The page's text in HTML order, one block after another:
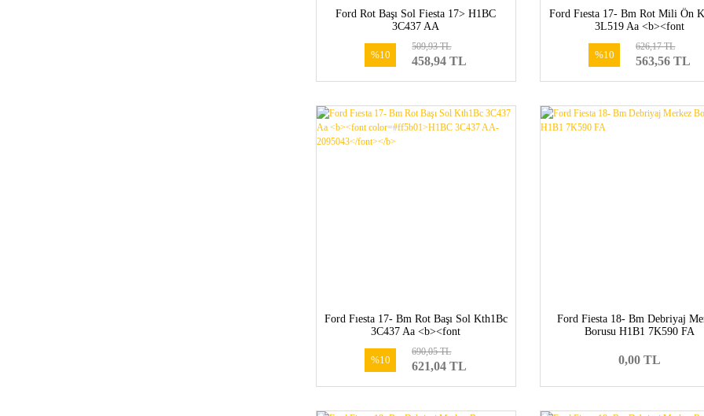
Ford Rot Başı Sol Fiesta 17> H1BC
3C437 AA
%10 458,94 TL
509,93 TL
Ford Fıesta 17- Bm Rot Mili Ön
3L519 Aa <b><font
2090582</font></b>
%10 563,56 TL
626,17 TL
Ford Fıesta 17- Bm Rot Başı Sol Kth1Bc
3C437 Aa <b><font
2095043</font></b>
%10 621,04 TL
690,05 TL
Ford Fiesta 18- Bm Debriyaj
Borusu H1B1 7K590 FA
0,00 TL